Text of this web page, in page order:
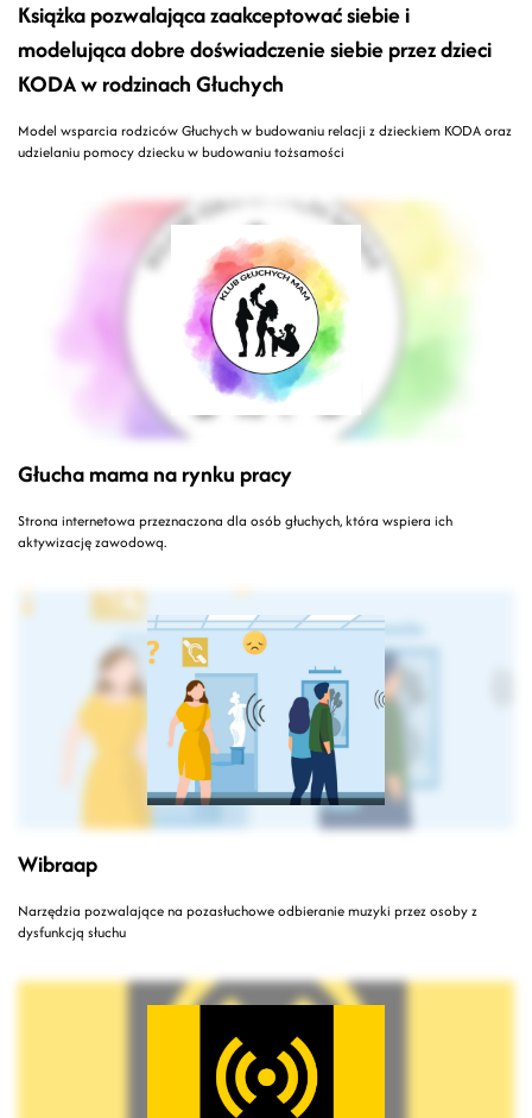
Książka pozwalająca zaakceptować siebie i
modelująca dobre doświadczenie siebie przez dzieci
KODA w rodzinach Głuchych
Model wsparcia rodziców Głuchych w budowaniu relacji z dzieckiem KODA oraz
udzielaniu pomocy dziecku w budowaniu tożsamości
Głucha mama na rynku pracy
Strona internetowa przeznaczona dla osób głuchych, która wspiera ich
aktywizację zawodową.
Wibraap
Narzędzia pozwalające na pozasłuchowe odbieranie muzyki przez osoby z
dysfunkcją słuchu